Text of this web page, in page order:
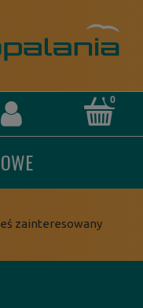
zainteresowany